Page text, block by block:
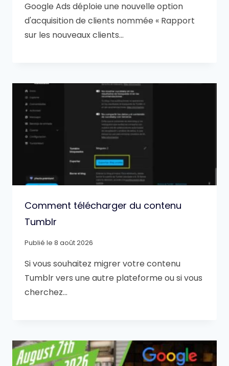
Google Ads déploie une nouvelle option
d'acquisition de clients nommée « Rapport
sur les nouveaux clients…
Comment télécharger du contenu
Tumblr
Publié le 8 août 2026
Si vous souhaitez migrer votre contenu
Tumblr vers une autre plateforme ou si vous
cherchez…